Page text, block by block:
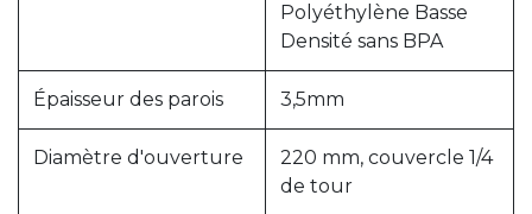
Polyéthylène Basse
Densité sans BPA
Épaisseur des parois 3,5mm
Diamètre d'ouverture
220 mm, couvercle 1/4
de tour